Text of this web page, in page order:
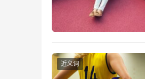
近义词